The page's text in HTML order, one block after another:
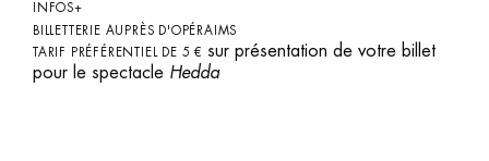
INFOS+
BILLETTERIE AUPRÈS D'OPÉRAIMS
TARIF PRÉFÉRENTIEL DE 5 €
sur présentation de votre billet
pour le spectacle Hedda